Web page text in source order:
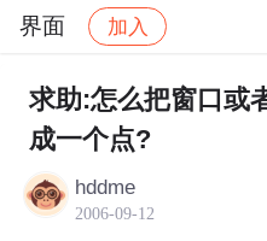
界面 加入
社区 界面 帖子详情
求助:怎么把窗口或
成一个点?
hddme
2006-09-12